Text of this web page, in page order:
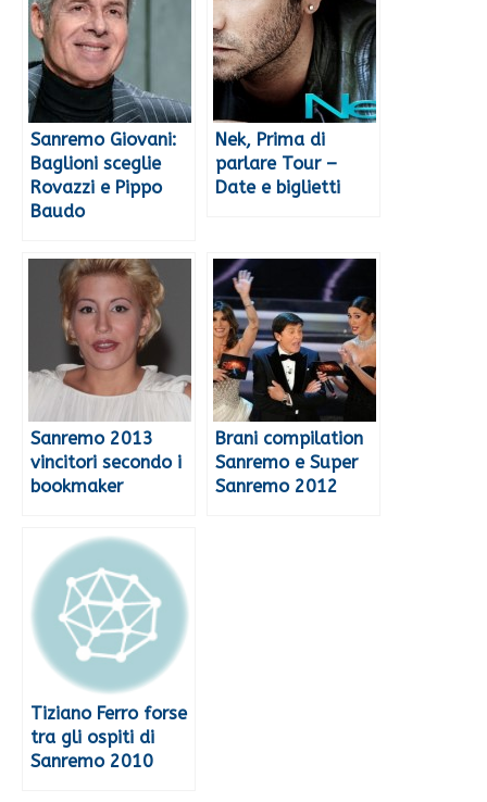
Sanremo Giovani:
Baglioni sceglie
Rovazzi e Pippo
Baudo
Nek, Prima di
parlare Tour –
Date e biglietti
Sanremo 2013
vincitori secondo i
bookmaker
Brani compilation
Sanremo e Super
Sanremo 2012
Tiziano Ferro forse
tra gli ospiti di
Sanremo 2010